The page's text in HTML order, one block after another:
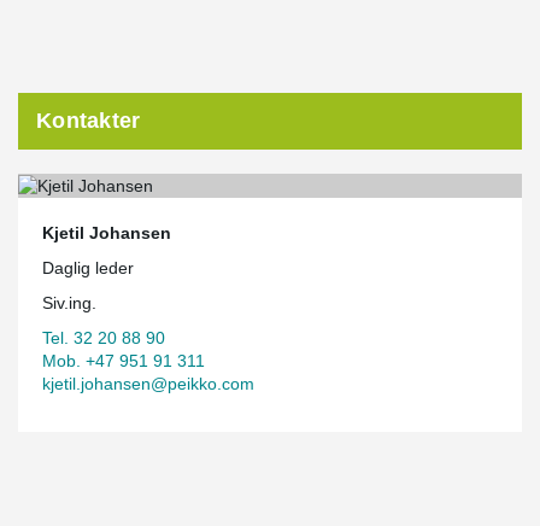
Kontakter
Kjetil Johansen
Daglig leder
Siv.ing.
Tel. 32 20 88 90
Mob. +47 951 91 311
kjetil.johansen@peikko.com